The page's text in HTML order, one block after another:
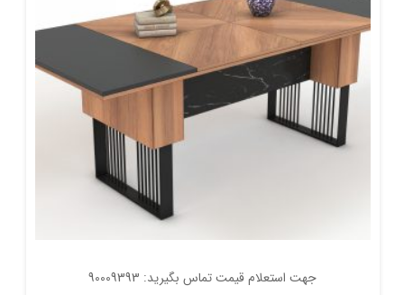
جهت استعلام قیمت تماس بگیرید: 90009393